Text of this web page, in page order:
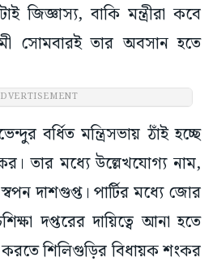
জিজ্ঞাস্য, বাকি মন্ত্রীরা কবে
সোমবারই তার অবসান হতে
বর্ধিত মন্ত্রিসভায় ঠাঁই হচ্ছে
তার মধ্যে উল্লেখযোগ্য নাম,
দাশগুপ্ত। পার্টির মধ্যে জোর
দপ্তরের দায়িত্বে আনা হতে
শিলিগুড়ির বিধায়ক শংকর